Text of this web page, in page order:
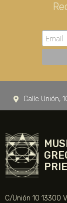
Calle Unión,
C/Unión 10 13300